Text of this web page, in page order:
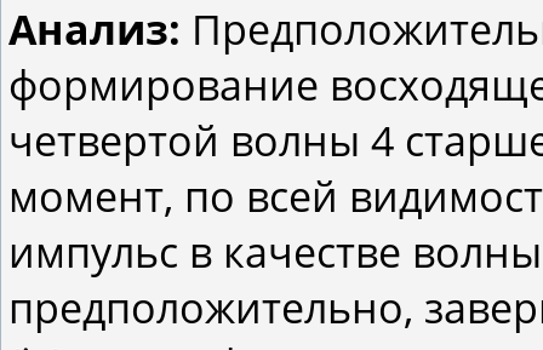
Анализ:
формирование
четвертой волны 4
момент, по всей
импульс в качестве
предположительно,